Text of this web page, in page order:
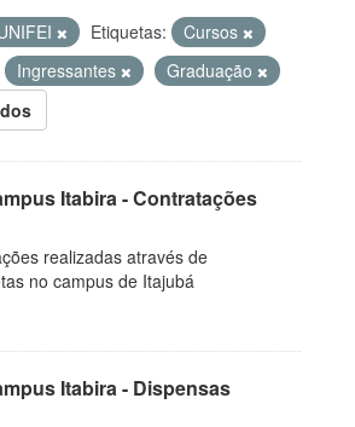
Etiquetas:
Cursos
Ingressantes
Graduação
Itabira - Contratações
realizadas através de
no campus de Itajubá
Itabira - Dispensas